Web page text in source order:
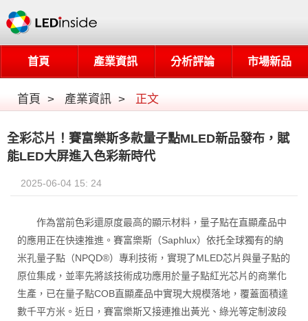
市場新品
分析評論
產業資訊
首頁
首頁 > 產業資訊 > 正文
全彩芯片！賽富樂斯多款量子點MLED新品發布，賦
能LED大屏進入色彩新時代
2025-06-04 15: 24
作為當前色彩還原度最高的顯示材料，量子點在直顯產品中
的應用正在快速推進。賽富樂斯（Saphlux）依托全球獨有的納
米孔量子點（NPQD®）專利技術，實現了MLED芯片與量子點的
原位集成，並率先將該技術成功應用於量子點紅光芯片的商業化
生產，已在量子點COB直顯產品中實現大規模落地，覆蓋面積達
數千平方米。近日，賽富樂斯又接連推出黃光、綠光等定制波段